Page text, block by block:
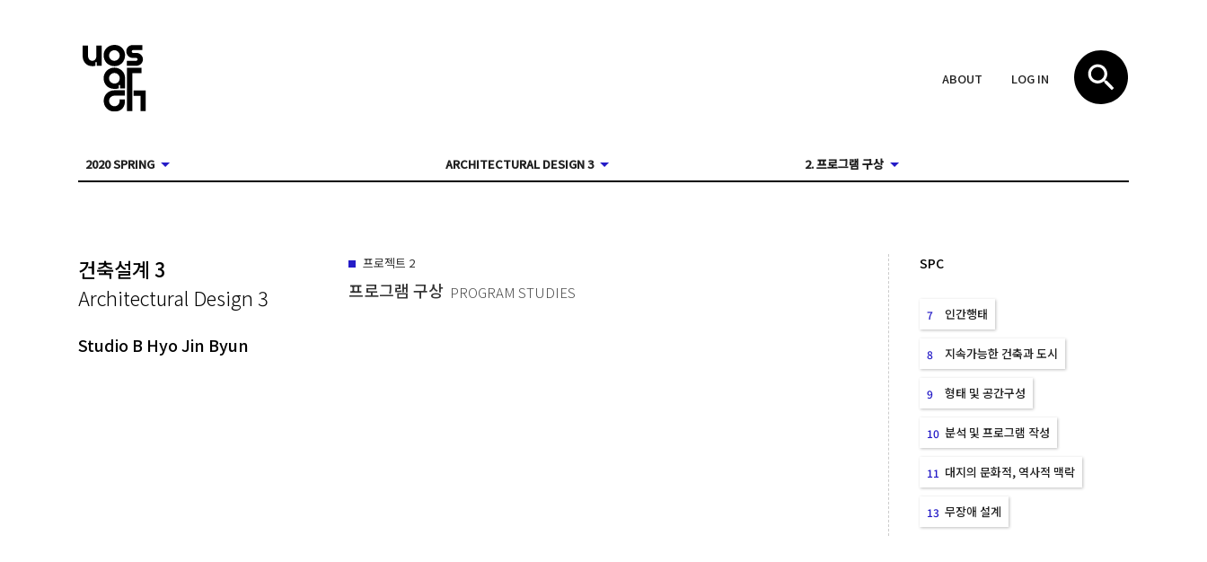
ABOUT LOG IN
2020 SPRING ARCHITECTURAL DESIGN 3 2. 프로그램 구상
건축설계 3
Architectural Design 3
Studio B Hyo Jin Byun
프로젝트 2
프로그램 구상 PROGRAM STUDIES
SPC
7 인간행태
8 지속가능한 건축과 도시
9 형태 및 공간구성
10 분석 및 프로그램 작성
11 대지의 문화적, 역사적 맥락
13 무장애 설계